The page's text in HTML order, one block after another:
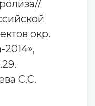
окр.
С.С.